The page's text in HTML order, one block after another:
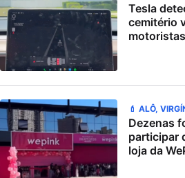
Tesla
cemitério
💄 ALÔ,
Dezenas
participar
loja da